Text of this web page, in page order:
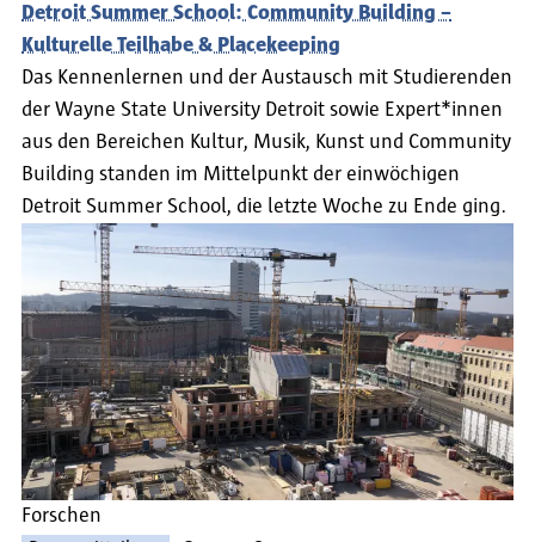
Detroit Summer School: Community Building –
Kulturelle Teilhabe & Placekeeping
Das Kennenlernen und der Austausch mit Studierenden
der Wayne State University Detroit sowie Expert*innen
aus den Bereichen Kultur, Musik, Kunst und Community
Building standen im Mittelpunkt der einwöchigen
Detroit Summer School, die letzte Woche zu Ende ging.
Forschen